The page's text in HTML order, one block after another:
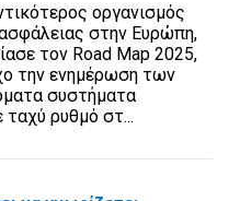
οργανισμός
στην Ευρώπη,
τον Road Map 2025,
την ενημέρωση των
συστήματα
ταχύ ρυθμό στ...